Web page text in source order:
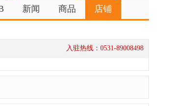
新闻 商品 店铺
入驻热线：0531-89008498